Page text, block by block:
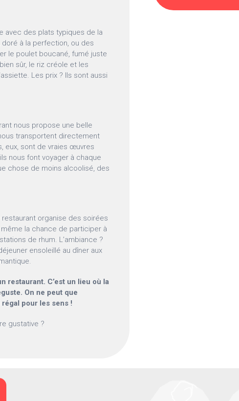
avec des plats typiques de la
à la perfection, ou des
le poulet boucané, fumé juste
sûr, le riz créole et les
Les prix ? Ils sont aussi
nous propose une belle
transportent directement
eux, sont de vraies œuvres
nous font voyager à chaque
chose de moins alcoolisé, des
restaurant organise des soirées
la chance de participer à
de rhum. L’ambiance ?
ensoleillé au dîner aux
restaurant. C’est un lieu où la
On ne peut que
régal pour les sens !
gustative ?